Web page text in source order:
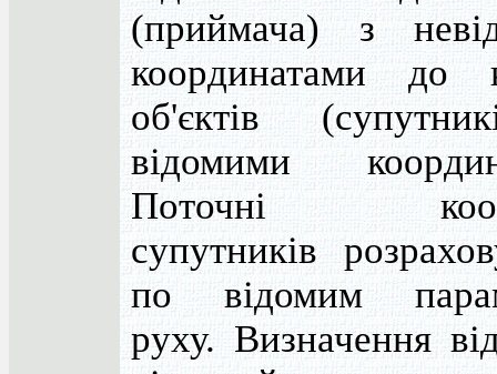
(приймача) з
координатами до
об'єктів
відомими
Поточні
супутників
по відомим
руху. Визначення